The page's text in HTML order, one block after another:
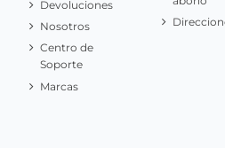
Devoluciones
Nosotros
Centro de
Soporte
Marcas